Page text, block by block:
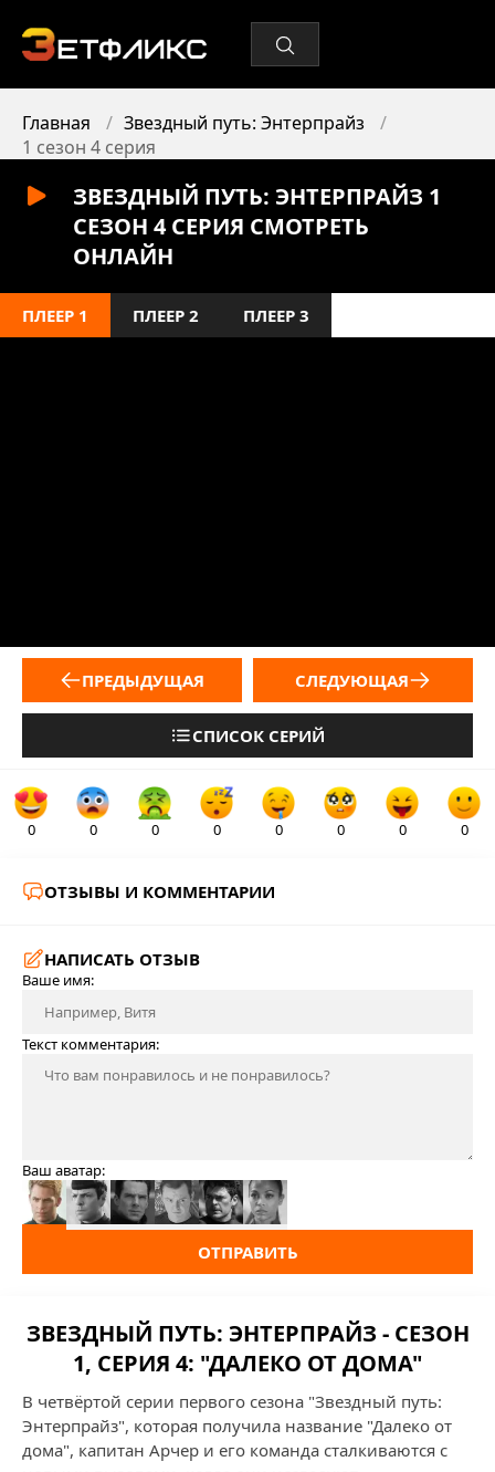
Главная
Звездный путь: Энтерпрайз
1 сезон 4 серия
ЗВЕЗДНЫЙ ПУТЬ: ЭНТЕРПРАЙЗ 1
СЕЗОН 4 СЕРИЯ СМОТРЕТЬ
ОНЛАЙН
ПЛЕЕР 1 ПЛЕЕР 2 ПЛЕЕР 3
ПРЕДЫДУЩАЯ
СПИСОК СЕРИЙ
СЛЕДУЮЩАЯ
0 0 0 0 0 0 0 0
ОТЗЫВЫ И КОММЕНТАРИИ
НАПИСАТЬ ОТЗЫВ
Ваше имя:
Текст комментария:
Ваш аватар:
ОТПРАВИТЬ
ЗВЕЗДНЫЙ ПУТЬ: ЭНТЕРПРАЙЗ - СЕЗОН
1, СЕРИЯ 4: "ДАЛЕКО ОТ ДОМА"
В четвёртой серии первого сезона "Звездный путь:
Энтерпрайз", которая получила название "Далеко от
дома", капитан Арчер и его команда сталкиваются с